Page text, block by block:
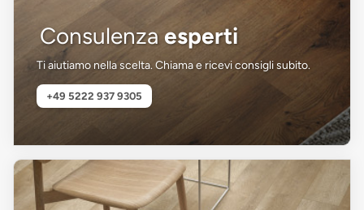
Consulenza esperti
Ti aiutiamo nella scelta. Chiama e ricevi consigli subito.
+49 5222 937 9305